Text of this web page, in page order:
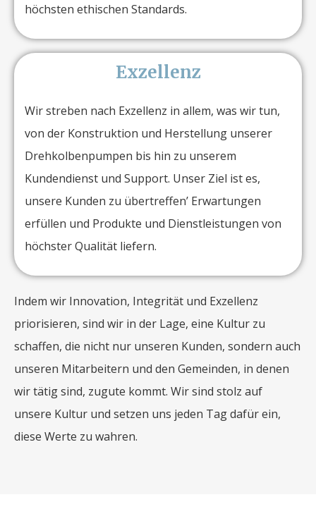
höchsten ethischen Standards.
Exzellenz
Wir streben nach Exzellenz in allem, was wir tun,
von der Konstruktion und Herstellung unserer
Drehkolbenpumpen bis hin zu unserem
Kundendienst und Support. Unser Ziel ist es,
unsere Kunden zu übertreffen’ Erwartungen
erfüllen und Produkte und Dienstleistungen von
höchster Qualität liefern.
Indem wir Innovation, Integrität und Exzellenz
priorisieren, sind wir in der Lage, eine Kultur zu
schaffen, die nicht nur unseren Kunden, sondern auch
unseren Mitarbeitern und den Gemeinden, in denen
wir tätig sind, zugute kommt. Wir sind stolz auf
unsere Kultur und setzen uns jeden Tag dafür ein,
diese Werte zu wahren.